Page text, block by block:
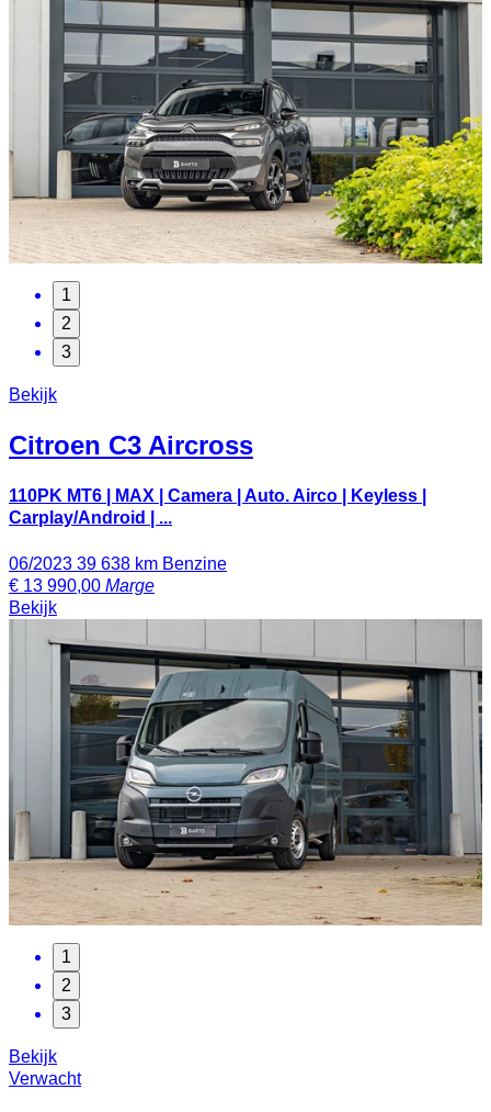
1
2
3
Bekijk
Citroen C3 Aircross
110PK MT6 | MAX | Camera | Auto. Airco | Keyless |
Carplay/Android | ...
06/2023 39 638 km Benzine
€ 13 990,00 Marge
Bekijk
1
2
3
Bekijk
Verwacht